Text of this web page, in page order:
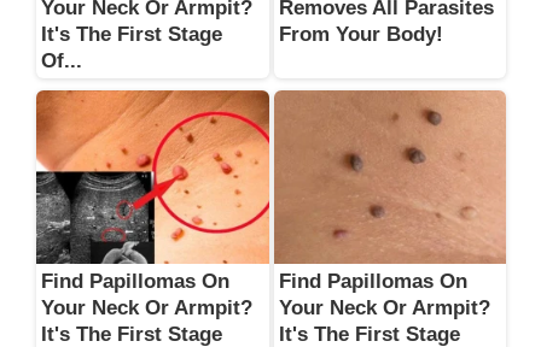
Your Neck Or Armpit?
It's The First Stage
Of...
Removes All Parasites
From Your Body!
Find Papillomas On
Your Neck Or Armpit?
It's The First Stage
Find Papillomas On
Your Neck Or Armpit?
It's The First Stage